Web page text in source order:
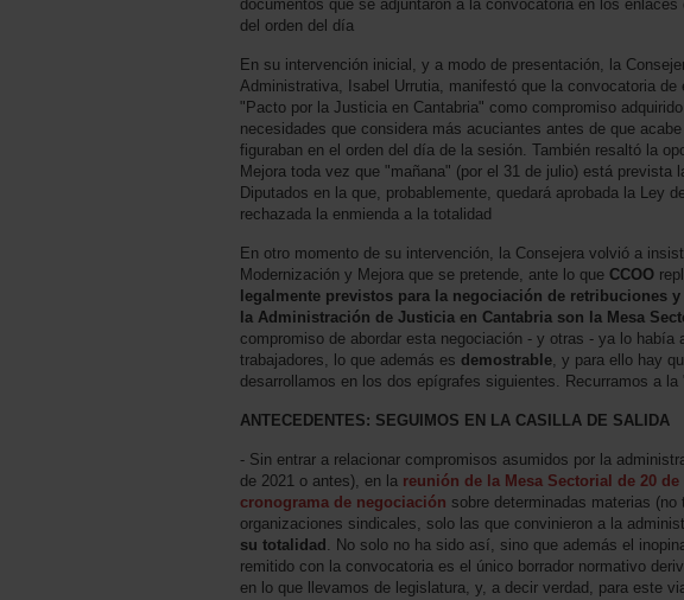
documentos que se adjuntaron a la convocatoria en los
del orden del día
En su intervención inicial, y a modo de presentación, la
Administrativa, Isabel Urrutia, manifestó que la convocatoria
"Pacto por la Justicia en Cantabria" como compromiso
necesidades que considera más acuciantes antes de que
figuraban en el orden del día de la sesión. También resaltó la
Mejora toda vez que "mañana" (por el 31 de julio) está prevista
Diputados en la que, probablemente, quedará aprobada la Ley
rechazada la enmienda a la totalidad
En otro momento de su intervención, la Consejera volvió a
Modernización y Mejora que se pretende, ante lo que CCOO
legalmente previstos para la negociación de retribuciones
la Administración de Justicia en Cantabria son la Mesa
compromiso de abordar esta negociación - y otras - ya lo
trabajadores, lo que además es demostrable, y para ello hay
desarrollamos en los dos epígrafes siguientes. Recurramos a la
ANTECEDENTES: SEGUIMOS EN LA CASILLA DE SALIDA
- Sin entrar a relacionar compromisos asumidos por la
de 2021 o antes), en la reunión de la Mesa Sectorial de 20
cronograma de negociación sobre determinadas materias
organizaciones sindicales, solo las que convinieron a la
su totalidad . No solo no ha sido así, sino que además el
remitido con la convocatoria es el único borrador normativo
en lo que llevamos de legislatura, y, a decir verdad, para este